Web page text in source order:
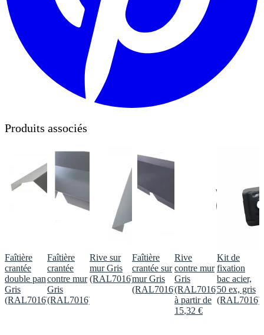
Produits associés
Faîtière
crantée
double pan
Gris
(RAL7016)
Faîtière
crantée
contre mur
Gris
(RAL7016)
Rive sur
mur Gris
(RAL7016)
Faîtière
crantée sur
mur Gris
(RAL7016)
Rive
contre mur
Gris
(RAL7016)
à partir de
15,32 €
Kit de
fixation
bac acier,
50 ex, gris
(RAL7016)